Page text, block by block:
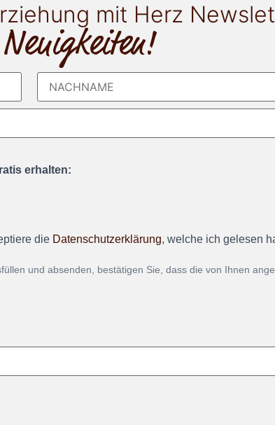
mit Herz
erhalten:
die Datenschutzerklärung, welche ich gelesen
und absenden, bestätigen Sie, dass die von Ihnen